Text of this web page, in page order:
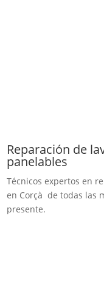
Reparación de
panelables
Técnicos expertos en
en Corçà de todas las
presente.